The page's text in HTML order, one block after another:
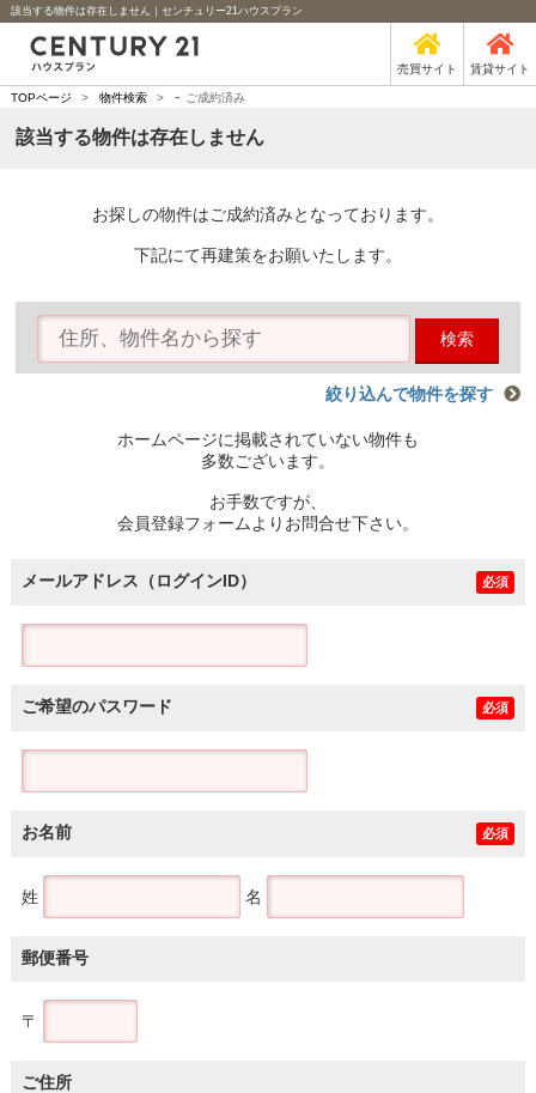
該当する物件は存在しません｜センチュリー21ハウスプラン
売買サイト 賃貸サイト
TOPページ > 物件検索 > - ご成約済み
該当する物件は存在しません
お探しの物件はご成約済みとなっております。
下記にて再建策をお願いたします。
検索
絞り込んで物件を探す
ホームページに掲載されていない物件も
多数ございます。
お手数ですが、
会員登録フォームよりお問合せ下さい。
メールアドレス（ログインID） 必須
ご希望のパスワード 必須
お名前 必須
姓 名
郵便番号
〒
ご住所